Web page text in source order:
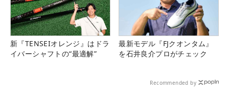
新『TENSEIオレンジ』はドラ
イバーシャフトの“最適解”
最新モデル『FJクオンタム』
を石井良介プロがチェック
Recommended by